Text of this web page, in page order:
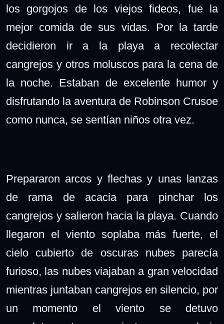
los gorgojos de los viejos fideos, fue la
mejor comida de sus vidas. Por la tarde
decidieron ir a la playa a recolectar
cangrejos y otros moluscos para la cena de
la noche. Estaban de excelente humor y
disfrutando la aventura de Robinson Crusoe
como nunca, se sentían niños otra vez.
Prepararon arcos y flechas y unas lanzas
de rama de acacia para pinchar los
cangrejos y salieron hacia la playa. Cuando
llegaron el viento soplaba más fuerte, el
cielo cubierto de oscuras nubes parecía
furioso, las nubes viajaban a gran velocidad
mientras juntaban cangrejos en silencio, por
un momento el viento se detuvo